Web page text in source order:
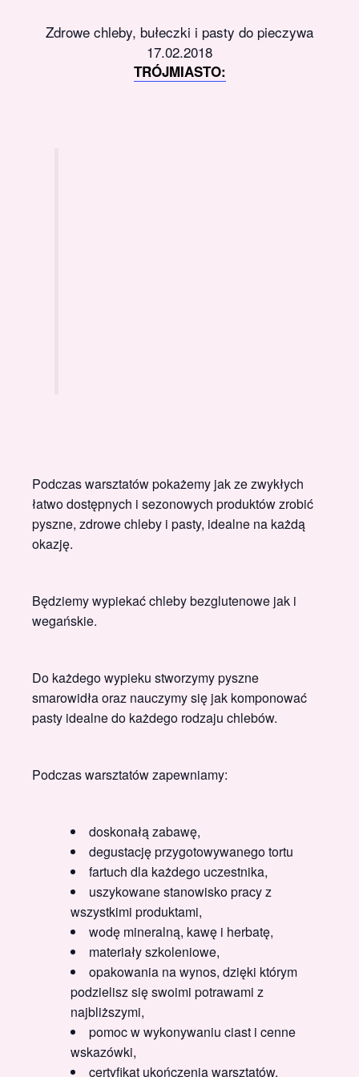
Zdrowe chleby, bułeczki i pasty do pieczywa
17.02.2018
TRÓJMIASTO:
Podczas warsztatów pokażemy jak ze zwykłych
łatwo dostępnych i sezonowych produktów zrobić
pyszne, zdrowe chleby i pasty, idealne na każdą
okazję.
Będziemy wypiekać chleby bezglutenowe jak i
wegańskie.
Do każdego wypieku stworzymy pyszne
smarowidła oraz nauczymy się jak komponować
pasty idealne do każdego rodzaju chlebów.
Podczas warsztatów zapewniamy:
doskonałą zabawę,
degustację przygotowywanego tortu
fartuch dla każdego uczestnika,
uszykowane stanowisko pracy z
wszystkimi produktami,
wodę mineralną, kawę i herbatę,
materiały szkoleniowe,
opakowania na wynos, dzięki którym
podzielisz się swoimi potrawami z
najbliższymi,
pomoc w wykonywaniu ciast i cenne
wskazówki,
certyfikat ukończenia warsztatów.